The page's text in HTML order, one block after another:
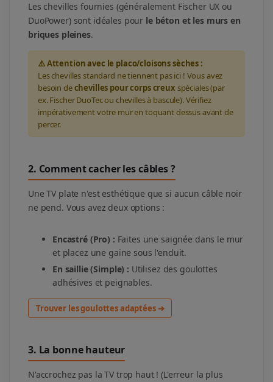
Les chevilles fournies (généralement Fischer UX ou
DuoPower) sont idéales pour le béton et les murs en
briques pleines.
⚠️ Attention avec le placo/cloisons sèches :
Les chevilles standard ne tiennent pas ici ! Vous avez
besoin dechevilles pour corps creux spéciales (par
ex. Fischer DuoTec ou chevilles à bascule). Vérifiez
impérativement votre mur en toquant dessus avant de
percer.
2. Comment cacher les câbles ?
Une TV plate n'est esthétique que si aucun câble noir
ne pend. Vous avez deux options :
Encastré (Pro) : Faites une saignée dans le mur
et placez une gaine sous l'enduit.
En saillie (Simple) : Utilisez des goulottes
adhésives et peignables.
Trouver les goulottes adaptées ➔
3. La bonne hauteur
N'accrochez pas la TV trop haut ! (L'erreur la plus